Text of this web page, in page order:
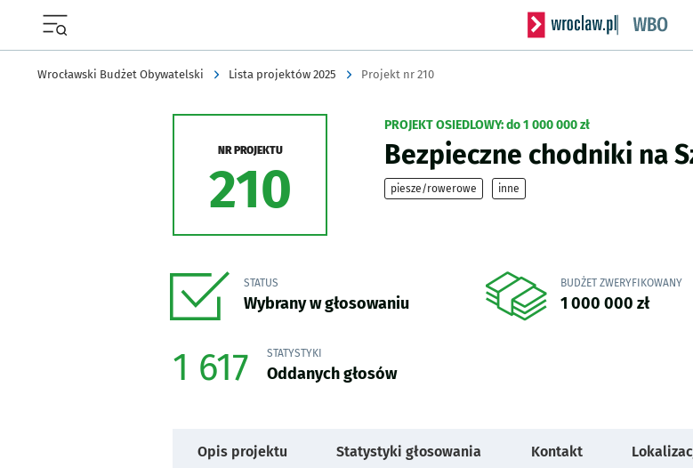
Serwis informacyjny
Wrocławski Budżet Obywatelski Lista projektów 2025 Projekt nr 210
NR PROJEKTU
210
PROJEKT OSIEDLOWY: do 1 000 000 zł
Bezpieczne chodniki na
piesze/rowerowe inne
STATUS
Wybrany w głosowaniu
BUDŻET ZWERYFIKOWANY
1 000 000 zł
1 617 STATYSTYKI
Oddanych głosów
skróty:Opis projektu Statystyki głosowania Kontakt